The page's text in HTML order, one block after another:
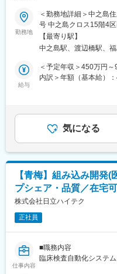
（1）3～5名規模の単
門家として自主性を重
門の研究者や事業部門
めます。
（2）在宅勤務を主とし
が可能です。
装を推進可能です。さ
客との連携開発、国際
自らチームを率いて、
事業部に転籍しての事
突き詰めていくことも
変更の範囲：会社の定
■業務内容：
自社製品の制御系シス
ズ業務をお任せします
以外は基本的には在宅
■業務詳細：
装置の動作に合わせて
たプログラムのために
の業務に携わります。
関わっていただきます。
（2）顧客である製薬メ
組み込んで試験研究フ
ーソフトを実装し、顧
援します。対顧客では
ズとして、スケジュー
を書く作業も含まれます
■業務のやりがい：
勤務地
＜勤務地詳細＞中之島
号 中之島クロス15階4
囲：会社の定める事業所
【最寄り駅】
中之島駅、渡辺橋駅、
給与
＜予定年収＞450万円
内訳＞年額（基本給）
＜給与補足＞※定額残
インセンティブ支給が
変動がございます。賃
通じて上下する可能性
表記です。
気になる
【青梅】組み込み開発
プシェア・品質／在宅
株式会社日立ハイテク
正社員
仕事内容
■職務内容
臨床検査自動化システ